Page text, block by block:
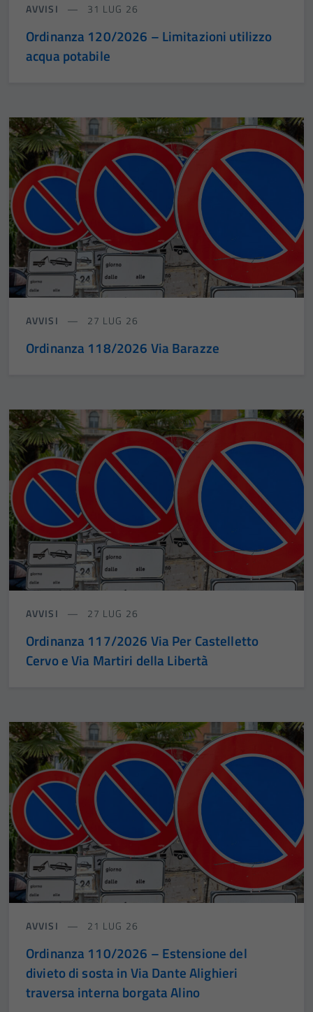
AVVISI 31 LUG 26
Ordinanza 120/2026 – Limitazioni utilizzo
acqua potabile
AVVISI 27 LUG 26
Ordinanza 118/2026 Via Barazze
AVVISI 27 LUG 26
Ordinanza 117/2026 Via Per Castelletto
Cervo e Via Martiri della Libertà
AVVISI 21 LUG 26
Ordinanza 110/2026 – Estensione del
divieto di sosta in Via Dante Alighieri
traversa interna borgata Alino